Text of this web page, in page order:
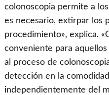
colonoscopia permite a
es necesario, extirpar los
procedimiento», explica.
conveniente para
al proceso de
detección en la
independientemente del